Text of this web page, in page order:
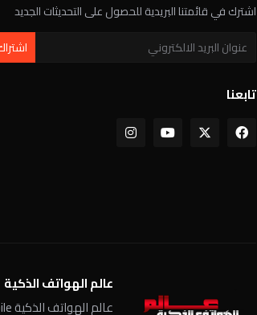
اشترك في قائمتنا البريدية للحصول على التحديثات الجديد
تابعنا
عالم الهواتف الذكية